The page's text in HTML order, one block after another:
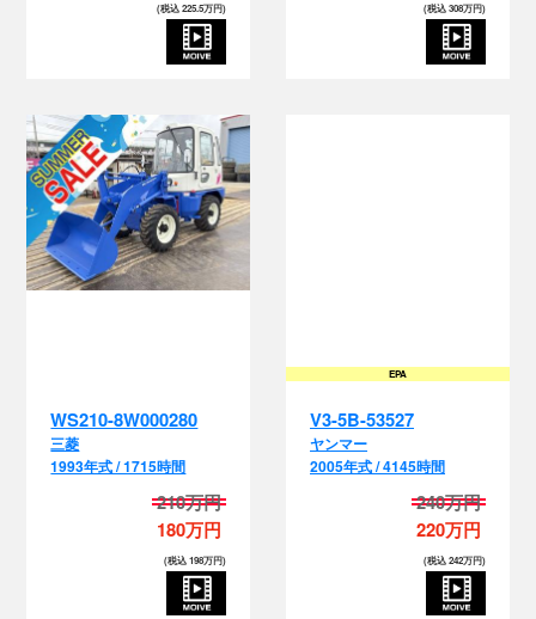
(税込 225.5万円) (税込 308万円)
WS210-8W000280
三菱
1993年式 / 1715時間
210万円
180万円
(税込 198万円)
EPA
V3-5B-53527
ヤンマー
2005年式 / 4145時間
240万円
220万円
(税込 242万円)